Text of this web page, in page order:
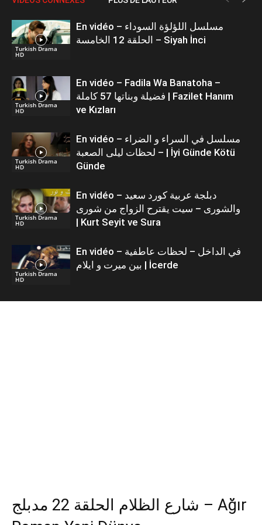
Turkish Drama
HD
En vidéo – مسلسل اللؤلؤة السوداء
الحلقة 12 الخامسة – Siyah İnci
Turkish Drama
HD
En vidéo – Fadila Wa Banatoha –
فضيلة وبناتها 57 كاملة | Fazilet Hanım
ve Kızları
Turkish Drama
HD
En vidéo – مسلسل في السراء و الضراء
– لحظات ليلى الصعبة | İyi Günde Kötü
Günde
Turkish Drama
HD
En vidéo – دبلجة عربية كورد سعيد
والشورى – سيت يقترح الزواج من شورى
| Kurt Seyit ve Sura
Turkish Drama
HD
En vidéo – في الداخل – لحظات عاطفية
بين ميرت و ايلام | İcerde
شارع الظلام الحلقة 22 مدبلج – Ağır